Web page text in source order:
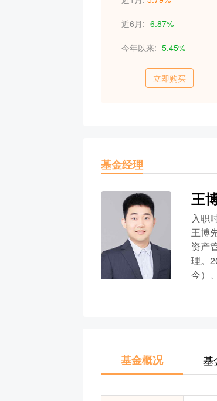
近6月: -6.87%
今年以来: -5.45%
立即购买
基金经理
王
入职
王博
资产
理。
今）
基金概况 基